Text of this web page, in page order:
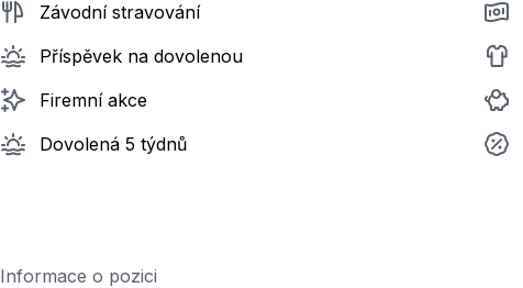
Závodní stravování
Příspěvek na dovolenou
Firemní akce
Dovolená 5 týdnů
Informace o pozici